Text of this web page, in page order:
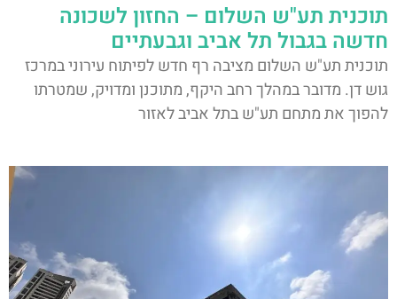
תוכנית תע"ש השלום – החזון לשכונה
חדשה בגבול תל אביב וגבעתיים
תוכנית תע"ש השלום מציבה רף חדש לפיתוח עירוני במרכז
גוש דן. מדובר במהלך רחב היקף, מתוכנן ומדויק, שמטרתו
להפוך את מתחם תע"ש בתל אביב לאזור